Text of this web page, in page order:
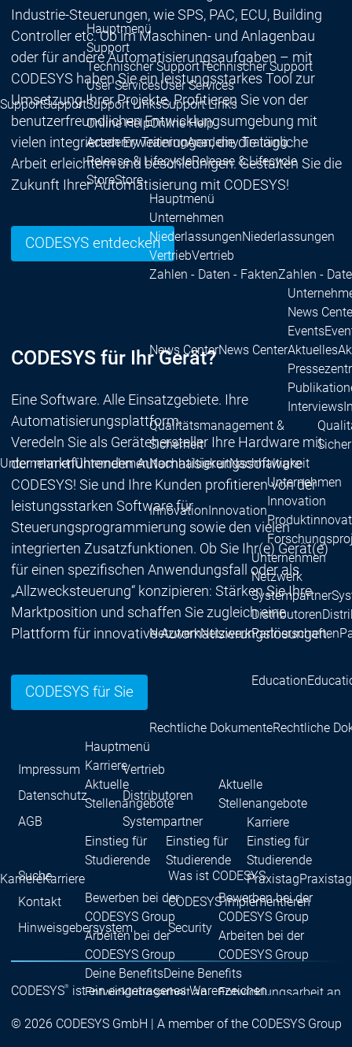
SupportSupport
Hauptmenü
Support
Technischer SupportTechnischer Support
User ServicesUser Services
Support LinksSupport Links
Online HelpOnline Help
Academy TrainingAcademy Training
Release & LifecycleRelease & Lifecycle
StoreStore
UnternehmenUnternehmen
Hauptmenü
Unternehmen
NiederlassungenNiederlassungen
VertriebVertrieb
Zahlen - Daten - FaktenZahlen -
News CenterNews Center
News
Events
Aktuelles
Interviews
Qualitätsmanagement &
Sicherheit
NachhaltigkeitNachhaltigkeit
InnovationInnovation
Unternehmen
Innovation
NetzwerkNetzwerk
Unternehmen
Netzwerk
Systempartner
Distributoren
Partnerschaften
Education
Rechtliche DokumenteRechtliche
KarriereKarriere
Hauptmenü
Karriere
Aktuelle
Stellenangebote
Aktuelle
Stellenangebote
Einstieg für
Studierende
Einstieg für
Studierende
Karriere
Einstieg für
Studierende
PraxistagPraxistag
Bewerben bei der
CODESYS Group
Bewerben bei der
CODESYS Group
Arbeiten bei der
CODESYS Group
Arbeiten bei der
CODESYS Group
Deine BenefitsDeine Benefits
Entwicklungsarbeit an
Entwicklungsarbeit an
Hauptmenü
Industrie-Steuerungen, wie SPS, PAC, ECU, Building
Controller etc. Ob im Maschinen- und Anlagenbau
oder für andere Automatisierungsaufgaben – mit
CODESYS haben Sie ein leistungsstarkes Tool zur
Umsetzung Ihrer Projekte. Profitieren Sie von der
benutzerfreundlichen Entwicklungsumgebung mit
vielen integrierten Erweiterungen, die die tägliche
Arbeit erleichtern und beschleunigen. Gestalten Sie die
Zukunft Ihrer Automatisierung mit CODESYS!
CODESYS entdecken
CODESYS für Ihr Gerät?
Eine Software. Alle Einsatzgebiete. Ihre
Automatisierungsplattform.
Veredeln Sie als Gerätehersteller Ihre Hardware mit
der marktführenden Automatisierungssoftware
CODESYS! Sie und Ihre Kunden profitieren von der
leistungsstarken Software für
Steuerungsprogrammierung sowie den vielen
integrierten Zusatzfunktionen. Ob Sie Ihr(e) Gerät(e)
für einen spezifischen Anwendungsfall oder als
„Allzwecksteuerung“ konzipieren: Stärken Sie Ihre
Marktposition und schaffen Sie zugleich eine
Plattform für innovative Automatisierungslösungen.
CODESYS für Sie
Impressum
Datenschutz
AGB
Vertrieb
Distributoren
Systempartner
Suche
Kontakt
Hinweisgebersystem
Was ist CODESYS
CODESYS implementieren
Security
CODESYS®ist ein eingetragenes Warenzeichen.
© 2026 CODESYS GmbH | A member of the CODESYS Group